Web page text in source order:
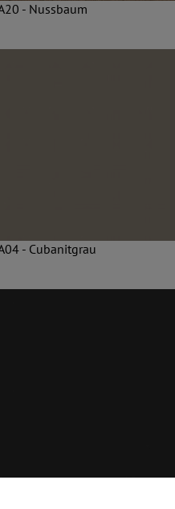
- Nussbaum
- Cubanitgrau